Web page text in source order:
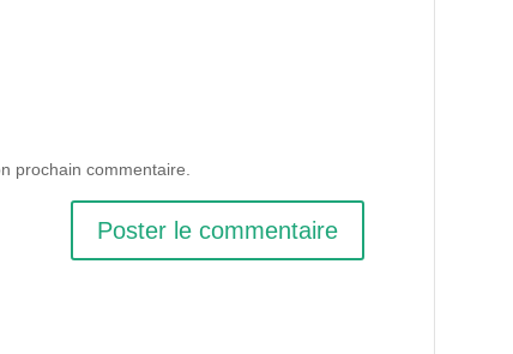
prochain commentaire.